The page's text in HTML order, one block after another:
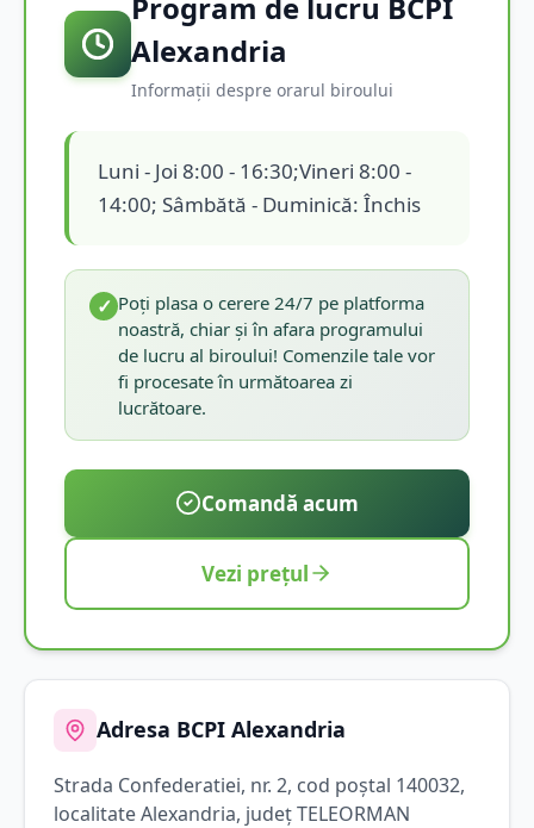
Alexandria
Informații despre orarul biroului
Luni - Joi 8:00 - 16:30;Vineri 8:00 -
14:00; Sâmbătă - Duminică: Închis
✓ Poți plasa o cerere 24/7 pe platforma
noastră, chiar și în afara programului
de lucru al biroului! Comenzile tale vor
fi procesate în următoarea zi
lucrătoare.
Comandă acum
Vezi prețul
Adresa BCPI Alexandria
Strada Confederatiei, nr. 2, cod poștal 140032,
localitateAlexandria, județTELEORMAN